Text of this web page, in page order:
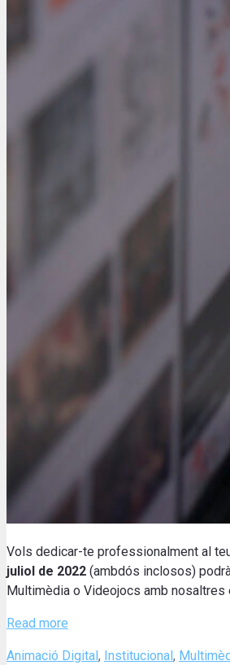
Vols dedicar-te professionalment al
juliol de 2022 (ambdós inclosos)
Multimèdia o Videojocs amb
Read more
Categories
Animació Digital, Institucional,